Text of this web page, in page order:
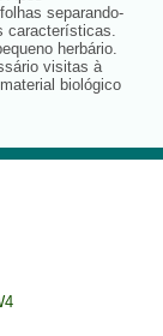
separando-
características.
herbário.
visitas à
biológico